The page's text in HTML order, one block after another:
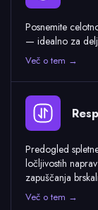
Posnemite
— idealno za
Več o tem →
Predogled
ločljivostih
zapuščanja
Več o tem →